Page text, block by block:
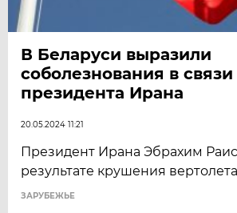
В Беларуси выразили
соболезнования в
президента Ирана
20.05.2024 11:21
Президент Ирана Эбрахим
результате крушения
ЗАРУБЕЖЬЕ